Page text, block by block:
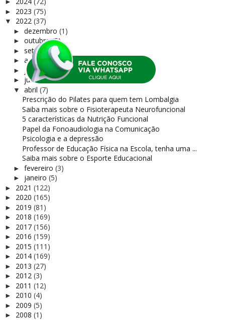
► 2023 (75)
▼ 2022 (37)
► dezembro (1)
► outubro(5)
► setembro(2)
► agosto(3)
► julho(9)
► junho(2)
▼ abril (7)
Prescrição do Pilates para quem tem Lombalgia
Saiba mais sobre o Fisioterapeuta Neurofuncional
5 características da Nutrição Funcional
Papel da Fonoaudiologia na Comunicação
Psicologia e a depressão
Professor de Educação Física na Escola, tenha uma ...
Saiba mais sobre o Esporte Educacional
► fevereiro (3)
► janeiro (5)
► 2021 (122)
► 2020 (165)
► 2019 (81)
► 2018 (169)
► 2017 (156)
► 2016 (159)
► 2015 (111)
► 2014 (169)
► 2013 (27)
► 2012 (3)
► 2011 (12)
► 2010 (4)
► 2009 (5)
► 2008 (1)